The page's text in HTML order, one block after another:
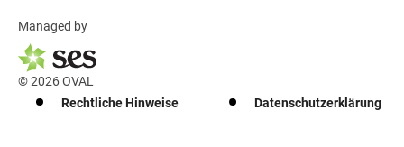
Managed by
© 2026 OVAL
Rechtliche Hinweise
Datenschutzerklärung